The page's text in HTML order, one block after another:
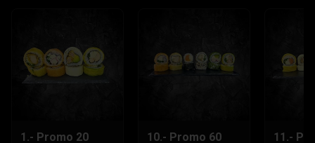
1.- Promo 20
10.- Promo 60
11.-